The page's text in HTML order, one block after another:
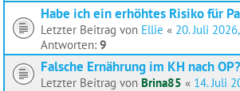
Habe ich ein erhöhtes Risiko für
Letzter Beitrag von Ellie « 20. Juli
Antworten: 9
Falsche Ernährung im KH nach OP?
Letzter Beitrag von Brina85 « 14. Juli